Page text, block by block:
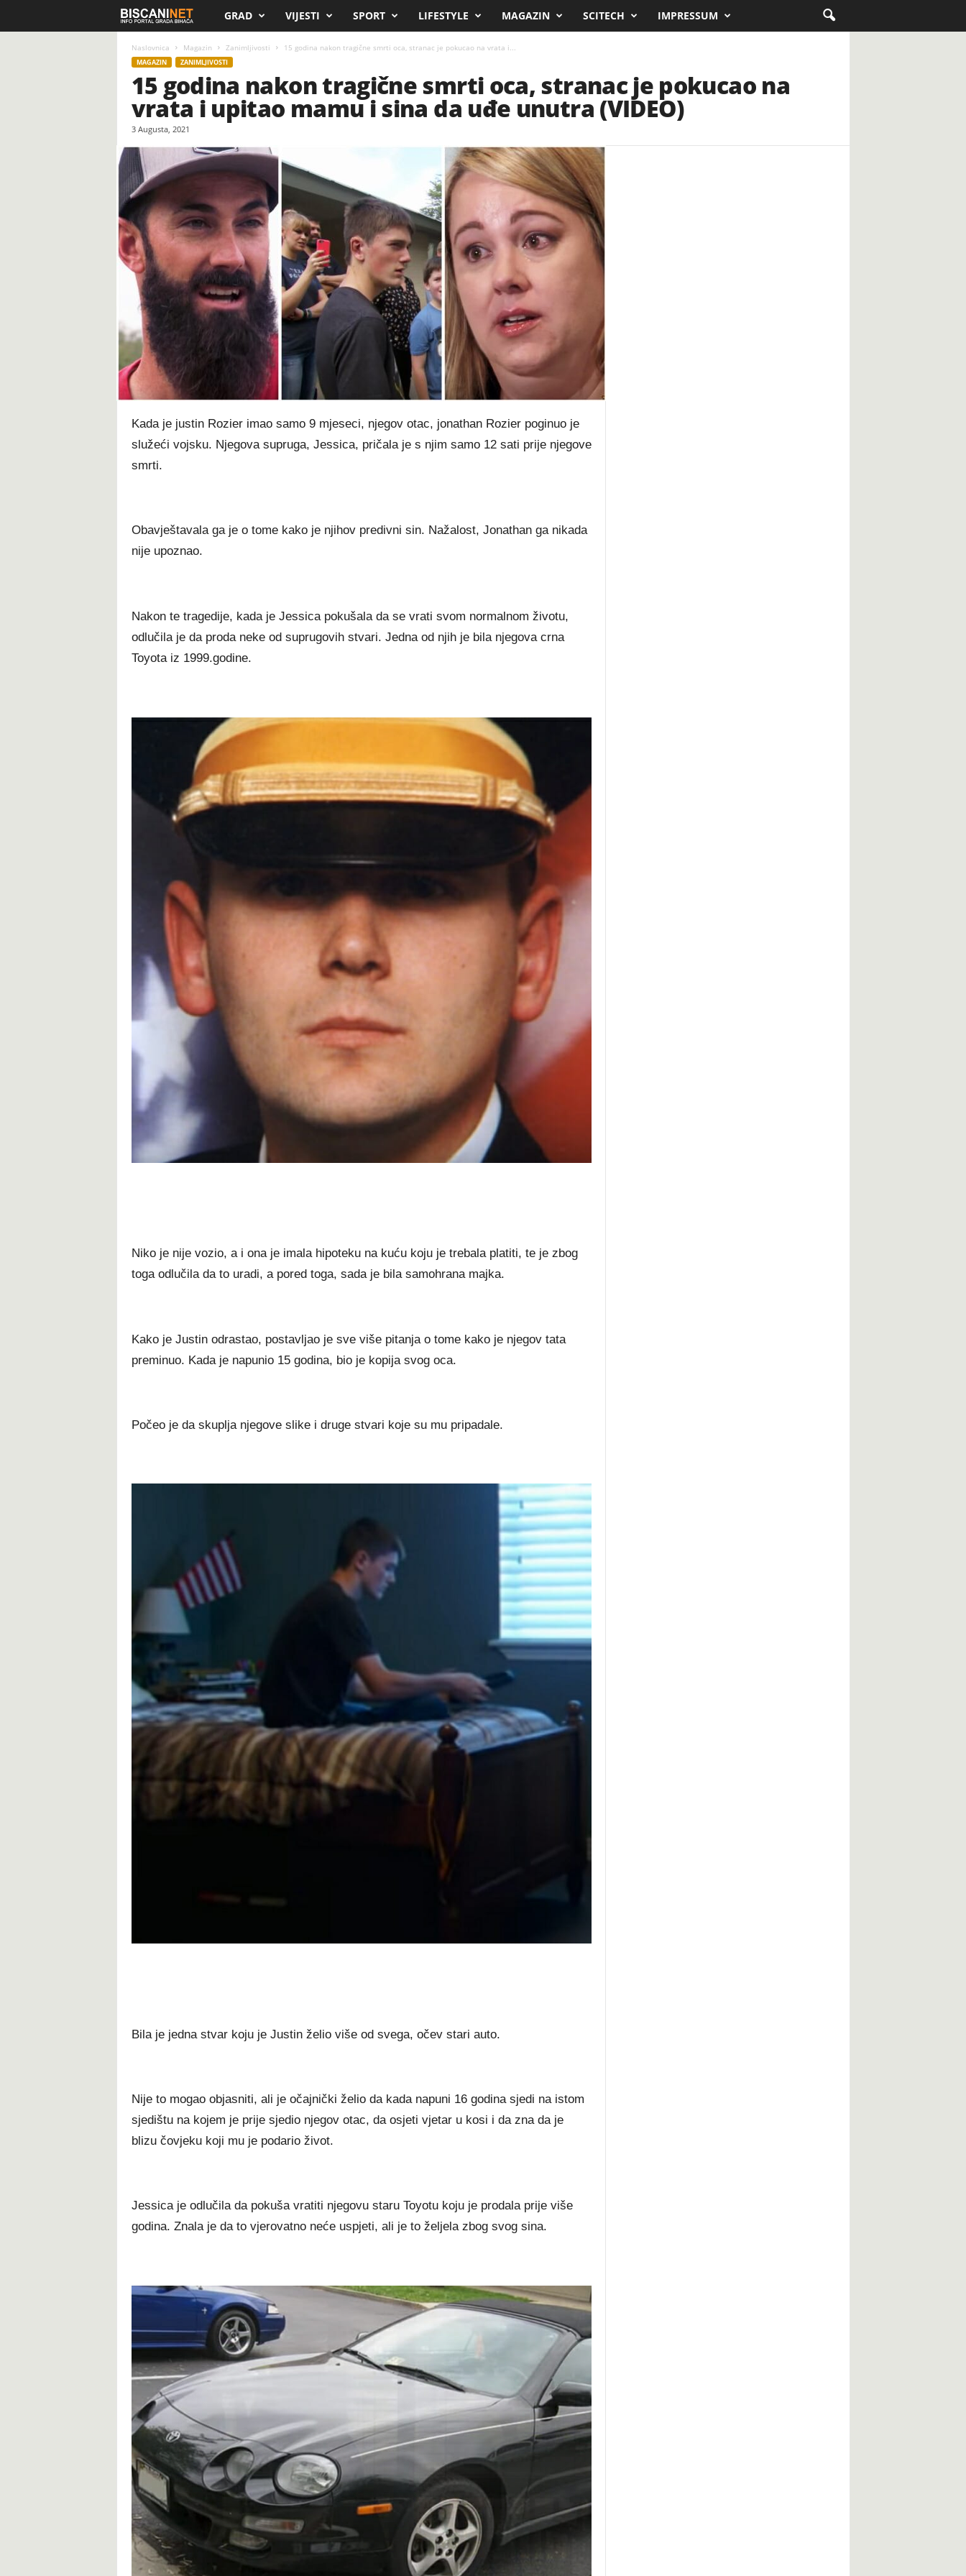
c
i
.
n
e
GRAD VIJESTI SPORT LIFESTYLE MAGAZIN SCITECH IMPRESSUM
Naslovnica Magazin Zanimljivosti 15 godina nakon tragične smrti oca, stranac je pokucao na vrata i...
MAGAZIN ZANIMLJIVOSTI
15 godina nakon tragične smrti oca, stranac je pokucao na
vrata i upitao mamu i sina da uđe unutra (VIDEO)
3 Augusta, 2021
Kada je justin Rozier imao samo 9 mjeseci, njegov otac, jonathan Rozier poginuo je
služeći vojsku. Njegova supruga, Jessica, pričala je s njim samo 12 sati prije njegove
smrti.
Obavještavala ga je o tome kako je njihov predivni sin. Nažalost, Jonathan ga nikada
nije upoznao.
Nakon te tragedije, kada je Jessica pokušala da se vrati svom normalnom životu,
odlučila je da proda neke od suprugovih stvari. Jedna od njih je bila njegova crna
Toyota iz 1999.godine.
Niko je nije vozio, a i ona je imala hipoteku na kuću koju je trebala platiti, te je zbog
toga odlučila da to uradi, a pored toga, sada je bila samohrana majka.
Kako je Justin odrastao, postavljao je sve više pitanja o tome kako je njegov tata
preminuo. Kada je napunio 15 godina, bio je kopija svog oca.
Počeo je da skuplja njegove slike i druge stvari koje su mu pripadale.
Bila je jedna stvar koju je Justin želio više od svega, očev stari auto.
Nije to mogao objasniti, ali je očajnički želio da kada napuni 16 godina sjedi na istom
sjedištu na kojem je prije sjedio njegov otac, da osjeti vjetar u kosi i da zna da je
blizu čovjeku koji mu je podario život.
Jessica je odlučila da pokuša vratiti njegovu staru Toyotu koju je prodala prije više
godina. Znala je da to vjerovatno neće uspjeti, ali je to željela zbog svog sina.